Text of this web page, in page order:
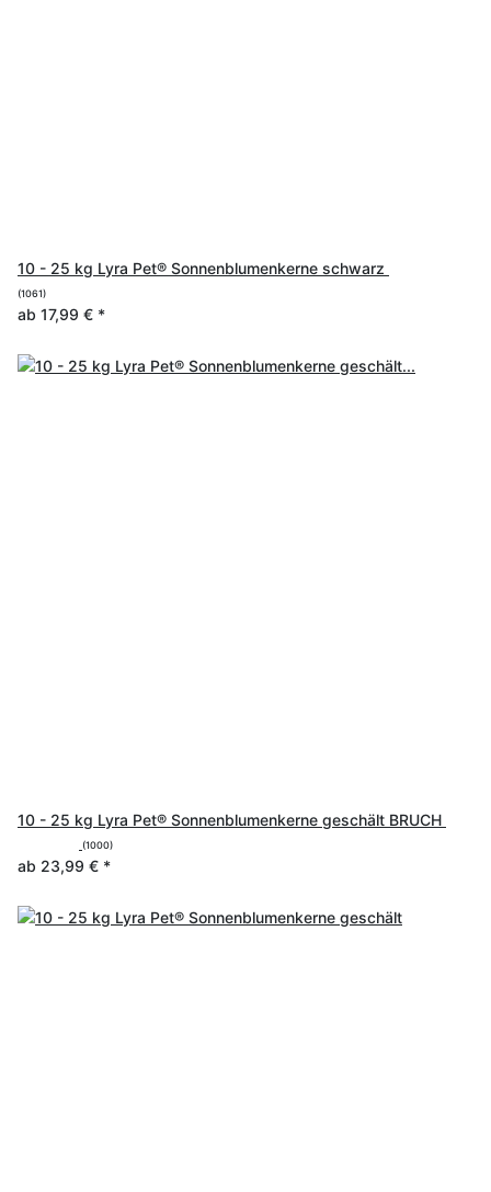
10 - 25 kg Lyra Pet® Sonnenblumenkerne schwarz
(1061)
ab 17,99 € *
10 - 25 kg Lyra Pet® Sonnenblumenkerne geschält BRUCH
(1000)
ab 23,99 € *